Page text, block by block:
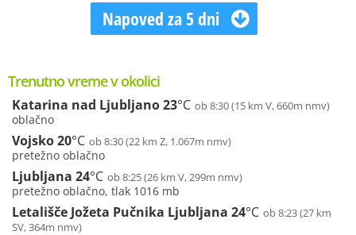
Napoved za 5 dni
Trenutno vreme v okolici
Katarina nad Ljubljano23°C ob 8:30 (15 km V, 660m nmv)
oblačno
Vojsko20°C ob 8:30 (22 km Z, 1.067m nmv)
pretežno oblačno
Ljubljana 24°C ob 8:25 (26 km V, 299m nmv)
pretežno oblačno, tlak 1016 mb
Letališče Jožeta Pučnika Ljubljana 24°C ob 8:23 (27 km
SV, 364m nmv)